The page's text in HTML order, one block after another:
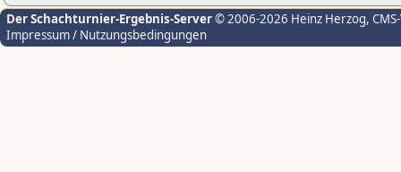
Der Schachturnier-Ergebnis-Server© 2006-2026 Heinz Herzog,
Impressum / Nutzungsbedingungen